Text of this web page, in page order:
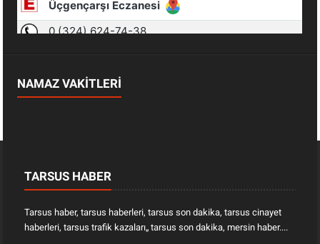
NAMAZ VAKİTLERİ
TARSUS HABER
Tarsus haber, tarsus haberleri, tarsus son dakika, tarsus cinayet
haberleri, tarsus trafik kazaları„ tarsus son dakika, mersin haber....